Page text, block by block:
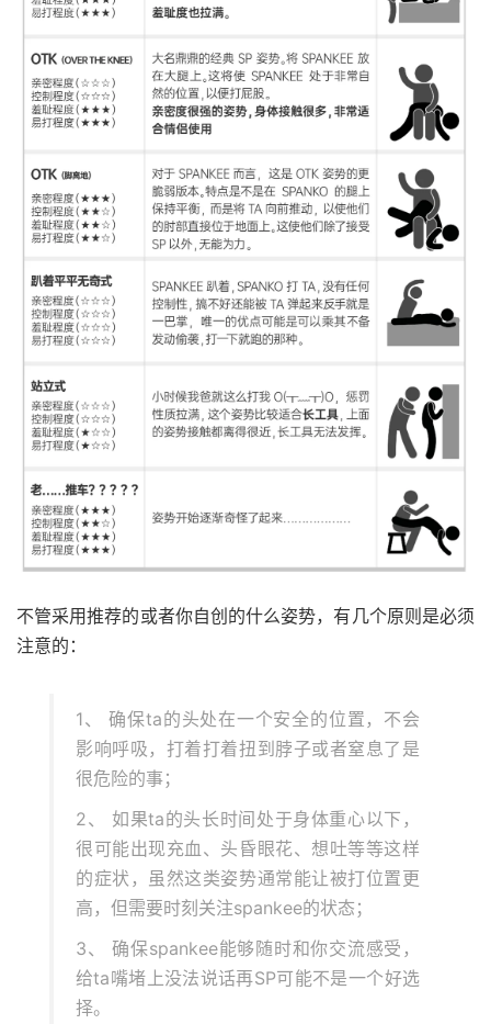
不管采用推荐的或者你自创的什么姿势，有几个原则是必须
注意的：
1、 确保ta的头处在一个安全的位置，不会
影响呼吸，打着打着扭到脖子或者窒息了是
很危险的事；
2、 如果ta的头长时间处于身体重心以下，
很可能出现充血、头昏眼花、想吐等等这样
的症状，虽然这类姿势通常能让被打位置更
高，但需要时刻关注spankee的状态；
3、 确保spankee能够随时和你交流感受，
给ta嘴堵上没法说话再SP可能不是一个好选
择。